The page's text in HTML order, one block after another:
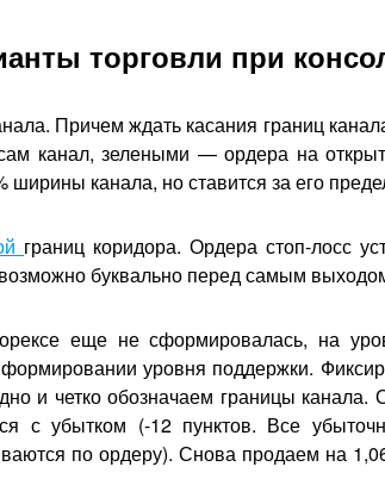
торговли при
Причем ждать касания границ
канал, зелеными — ордера на
ширины канала, но ставится за его
границ коридора. Ордера стоп-лосс
буквально перед самым
еще не сформировалась, на
уровня поддержки.
и четко обозначаем границы
с убытком (-12 пунктов. Все
по ордеру). Снова продаем на